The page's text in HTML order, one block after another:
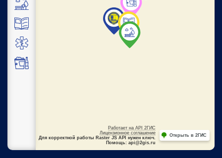
Работает на API 2ГИС
Лицензионное соглашение
Для корректной работы Raster JS API нужен ключ.
Помощь: api@2gis.ru
Открыть в 2ГИС